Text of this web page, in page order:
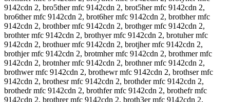
9142cdn 2, bro5ther mfc 9142cdn 2, brot5her mfc 9142cdn 2,
bro6ther mfc 9142cdn 2, brot6her mfc 9142cdn 2, brotbher mfc
9142cdn 2, brothber mfc 9142cdn 2, brothger mfc 9142cdn 2,
brothter mfc 9142cdn 2, brothyer mfc 9142cdn 2, brotuher mfc
9142cdn 2, brothuer mfc 9142cdn 2, brotjher mfc 9142cdn 2,
brothjer mfc 9142cdn 2, brotmher mfc 9142cdn 2, brothmer mfc
9142cdn 2, brotnher mfc 9142cdn 2, brothner mfc 9142cdn 2,
brothwer mfc 9142cdn 2, brothewr mfc 9142cdn 2, brothser mfc
9142cdn 2, brothesr mfc 9142cdn 2, brothder mfc 9142cdn 2,
brothedr mfc 9142cdn 2, brothfer mfc 9142cdn 2, brothefr mfc
9142cdn 2, brothrer mfc 9142cdn 2, broth3er mfc 9142cdn 2,